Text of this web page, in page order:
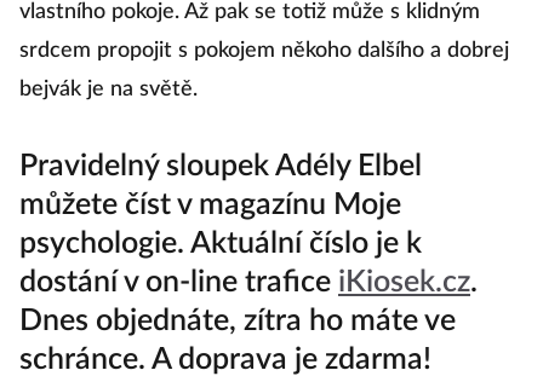
vlastního pokoje. Až pak se totiž může s klidným
srdcem propojit s pokojem někoho dalšího a dobrej
bejvák je na světě.
Pravidelný sloupek Adély Elbel
můžete číst v magazínu Moje
psychologie. Aktuální číslo je k
dostání v on-line trafice iKiosek.cz.
Dnes objednáte, zítra ho máte ve
schránce. A doprava je zdarma!